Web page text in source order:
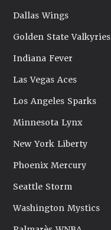
Dallas Wings
Golden State Valkyries
Indiana Fever
Las Vegas Aces
Los Angeles Sparks
Minnesota Lynx
New York Liberty
Phoenix Mercury
Seattle Storm
Washington Mystics